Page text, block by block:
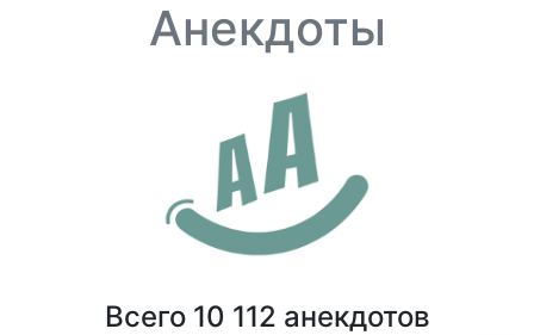
Анекдоты
Всего 10 112 анекдотов